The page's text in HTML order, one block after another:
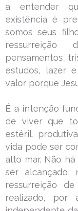
a entender
existência é
somos seus
ressurreição
pensamentos,
estudos, lazer
valor porque
É a intenção
de viver que
estéril,
vida pode ser
alto mar. Não
ser alcançado,
ressurreição
realizado, por